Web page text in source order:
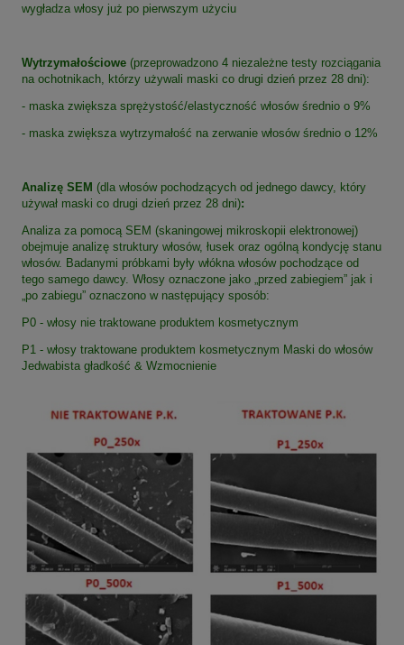
wygładza włosy już po pierwszym użyciu
Wytrzymałościowe (przeprowadzono 4 niezależne testy rozciągania
na ochotnikach, którzy używali maski co drugi dzień przez 28 dni):
- maska zwiększa sprężystość/elastyczność włosów średnio o 9%
- maska zwiększa wytrzymałość na zerwanie włosów średnio o 12%
Analizę SEM (dla włosów pochodzących od jednego dawcy, który
używał maski co drugi dzień przez 28 dni):
Analiza za pomocą SEM (skaningowej mikroskopii elektronowej)
obejmuje analizę struktury włosów, łusek oraz ogólną kondycję stanu
włosów. Badanymi próbkami były włókna włosów pochodzące od
tego samego dawcy. Włosy oznaczone jako „przed zabiegiem” jak i
„po zabiegu” oznaczono w następujący sposób:
P0 - włosy nie traktowane produktem kosmetycznym
P1 - włosy traktowane produktem kosmetycznym Maski do włosów
Jedwabista gładkość & Wzmocnienie